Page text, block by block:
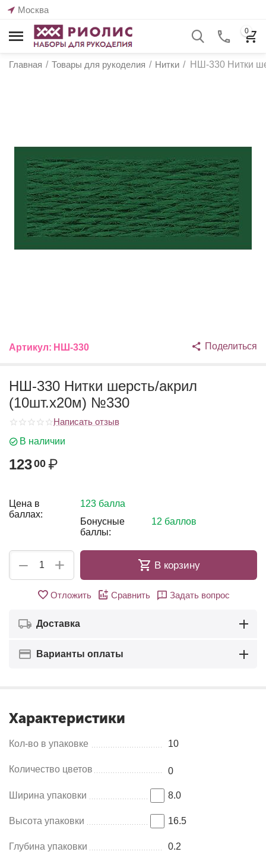
Москва
0
Главная / Товары для рукоделия / Нитки / НШ-330 Нитки
Артикул: НШ-330 Поделиться
НШ-330 Нитки шерсть/акрил
(10шт.х20м) №330
Написать отзыв
В наличии
12300 ₽
Цена в
баллах:
123 балла
Бонусные
баллы:
12 баллов
+
− В корзину
Отложить Сравнить Задать вопрос
Доставка
Варианты оплаты
Характеристики
Кол-во в упаковке 10
Количество цветов 0
Ширина упаковки 8.0
Высота упаковки 16.5
Глубина упаковки 0.2